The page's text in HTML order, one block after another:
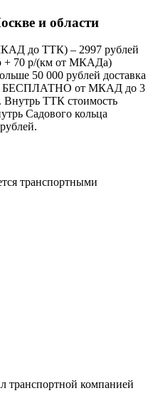
и области
до ТТК) – 2997 рублей
+ 70 р/(км от МКАДа)
50 000 рублей доставка
БЕСПЛАТНО от МКАД до 3
Внутрь ТТК стоимость
Садового кольца
транспортными
транспортной компанией